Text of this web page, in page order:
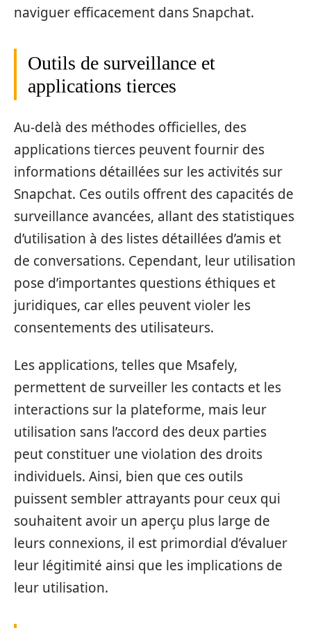
naviguer efficacement dans Snapchat.
Outils de surveillance et
applications tierces
Au-delà des méthodes officielles, des
applications tierces peuvent fournir des
informations détaillées sur les activités sur
Snapchat. Ces outils offrent des capacités de
surveillance avancées, allant des statistiques
d’utilisation à des listes détaillées d’amis et
de conversations. Cependant, leur utilisation
pose d’importantes questions éthiques et
juridiques, car elles peuvent violer les
consentements des utilisateurs.
Les applications, telles que Msafely,
permettent de surveiller les contacts et les
interactions sur la plateforme, mais leur
utilisation sans l’accord des deux parties
peut constituer une violation des droits
individuels. Ainsi, bien que ces outils
puissent sembler attrayants pour ceux qui
souhaitent avoir un aperçu plus large de
leurs connexions, il est primordial d’évaluer
leur légitimité ainsi que les implications de
leur utilisation.